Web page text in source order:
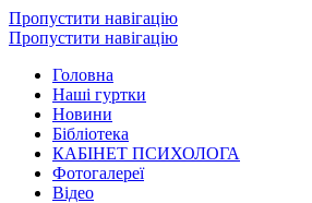
Пропустити навігацію
Пропустити навігацію
Головна
Наші гуртки
Новини
Бібліотека
КАБІНЕТ ПСИХОЛОГА
Фотогалереї
Відео